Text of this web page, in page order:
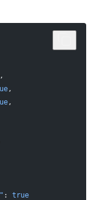
,
,
: true